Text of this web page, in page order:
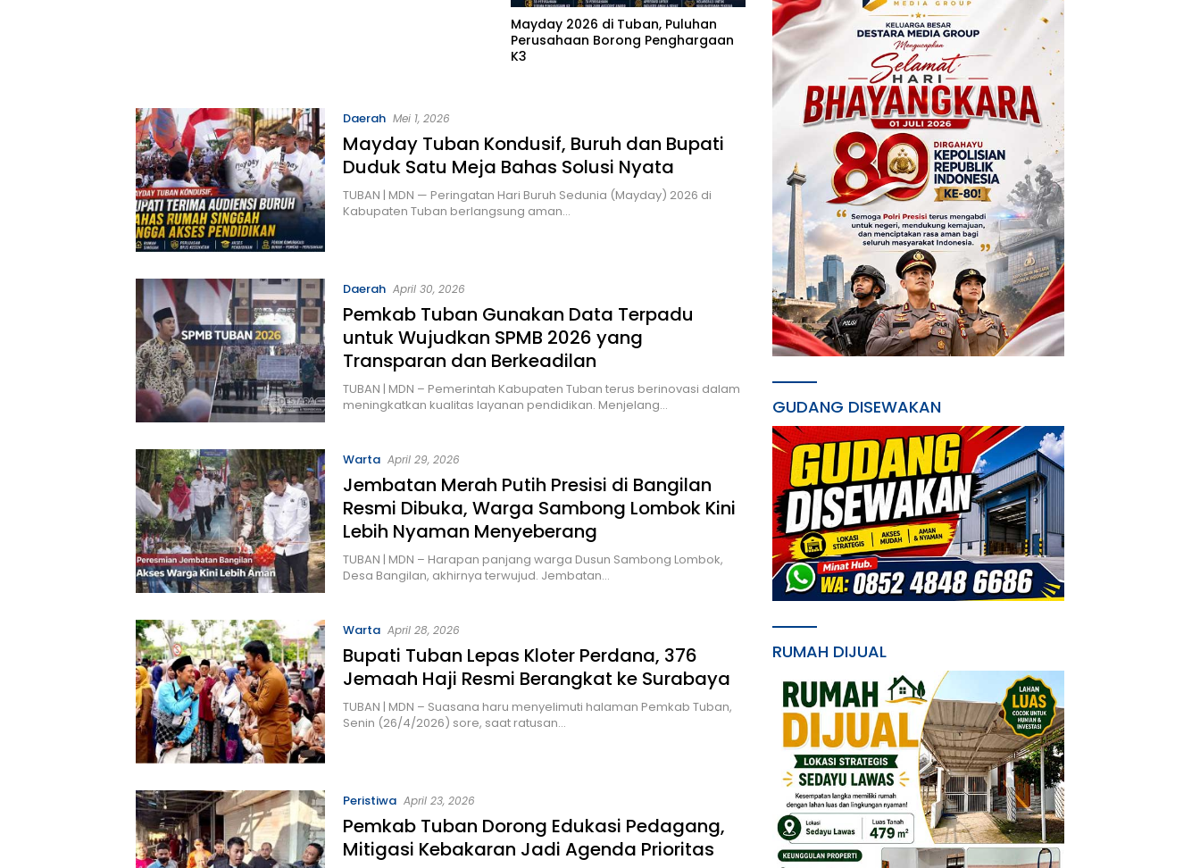
Mayday 2026 di Tuban, Puluhan
Perusahaan Borong Penghargaan
K3
Daerah Mei 1, 2026
Mayday Tuban Kondusif, Buruh dan Bupati
Duduk Satu Meja Bahas Solusi Nyata
TUBAN | MDN — Peringatan Hari Buruh Sedunia (Mayday) 2026 di
Kabupaten Tuban berlangsung aman…
Daerah April 30, 2026
Pemkab Tuban Gunakan Data Terpadu
untuk Wujudkan SPMB 2026 yang
Transparan dan Berkeadilan
TUBAN | MDN – Pemerintah Kabupaten Tuban terus berinovasi dalam
meningkatkan kualitas layanan pendidikan. Menjelang…
Warta April 29, 2026
Jembatan Merah Putih Presisi di Bangilan
Resmi Dibuka, Warga Sambong Lombok Kini
Lebih Nyaman Menyeberang
TUBAN | MDN – Harapan panjang warga Dusun Sambong Lombok,
Desa Bangilan, akhirnya terwujud. Jembatan…
Warta April 28, 2026
Bupati Tuban Lepas Kloter Perdana, 376
Jemaah Haji Resmi Berangkat ke Surabaya
TUBAN | MDN – Suasana haru menyelimuti halaman Pemkab Tuban,
Senin (26/4/2026) sore, saat ratusan…
Peristiwa April 23, 2026
Pemkab Tuban Dorong Edukasi Pedagang,
Mitigasi Kebakaran Jadi Agenda Prioritas
GUDANG DISEWAKAN
RUMAH DIJUAL